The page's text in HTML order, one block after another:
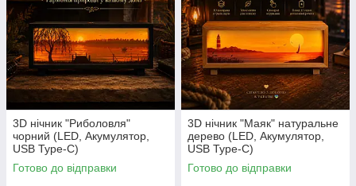
3D нічник "Риболовля"
чорний (LED, Акумулятор,
USB Type-C)
Готово до відправки
3D нічник "Маяк" натуральне
дерево (LED, Акумулятор,
USB Type-C)
Готово до відправки